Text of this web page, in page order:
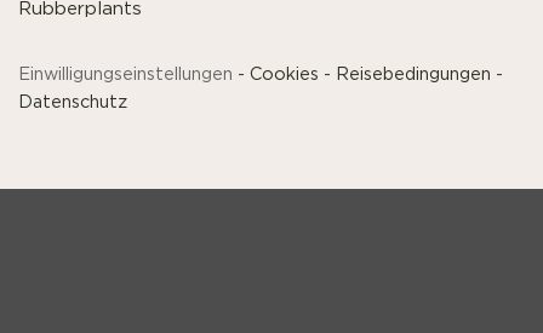
Rubberplants
Einwilligungseinstellungen - Cookies - Reisebedingungen -
Datenschutz